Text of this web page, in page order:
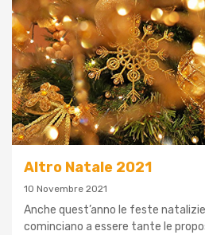
Altro Natale 2021
10 Novembre 2021
Anche quest’anno le feste
cominciano a essere tante le